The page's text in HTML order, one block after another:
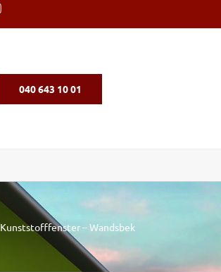
040 643 10 01
Kunststofffenster – Wandsbek